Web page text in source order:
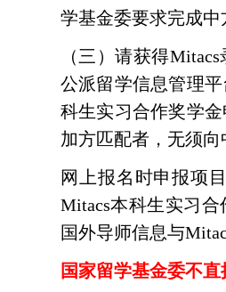
学基金委要求完成中
（三）请获得
公派留学信息管理平
科生实习合作奖学
加方匹配者，无须
网上报名时申报项
Mitacs本科生实习
国外导师信息与
国家留学基金委不